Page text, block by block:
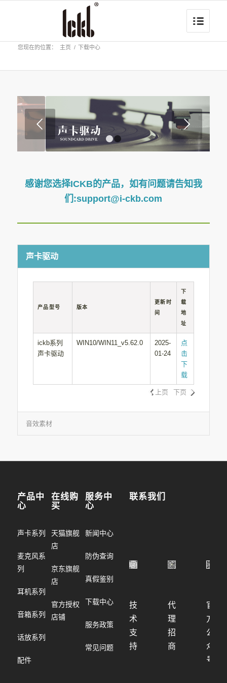
您现在的位置： 主页 / 下载中心
下一页
1 2
感谢您选择ICKB的产品，如有问题请告知我
们:support@i-ckb.com
声卡驱动
产品型号 版本
更新时
间
下
载
地
址
ickb系列
声卡驱动
WIN10/WIN11_v5.62.0
2025-
01-24
点
击
下
载
上页 下页
音效素材
产品中
心
声卡系列
麦克风系
列
耳机系列
音箱系列
话放系列
配件
在线购
买
天猫旗舰
店
京东旗舰
店
官方授权
店铺
服务中
心
新闻中心
防伪查询
真假鉴别
下载中心
服务政策
常见问题
联系我们
技
术
支
持
代
理
招
商
官
方
公
众
号